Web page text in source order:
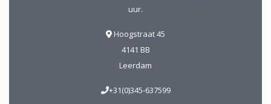
uur.
Hoogstraat 45
4141 BB
Leerdam
+31(0)345-637599